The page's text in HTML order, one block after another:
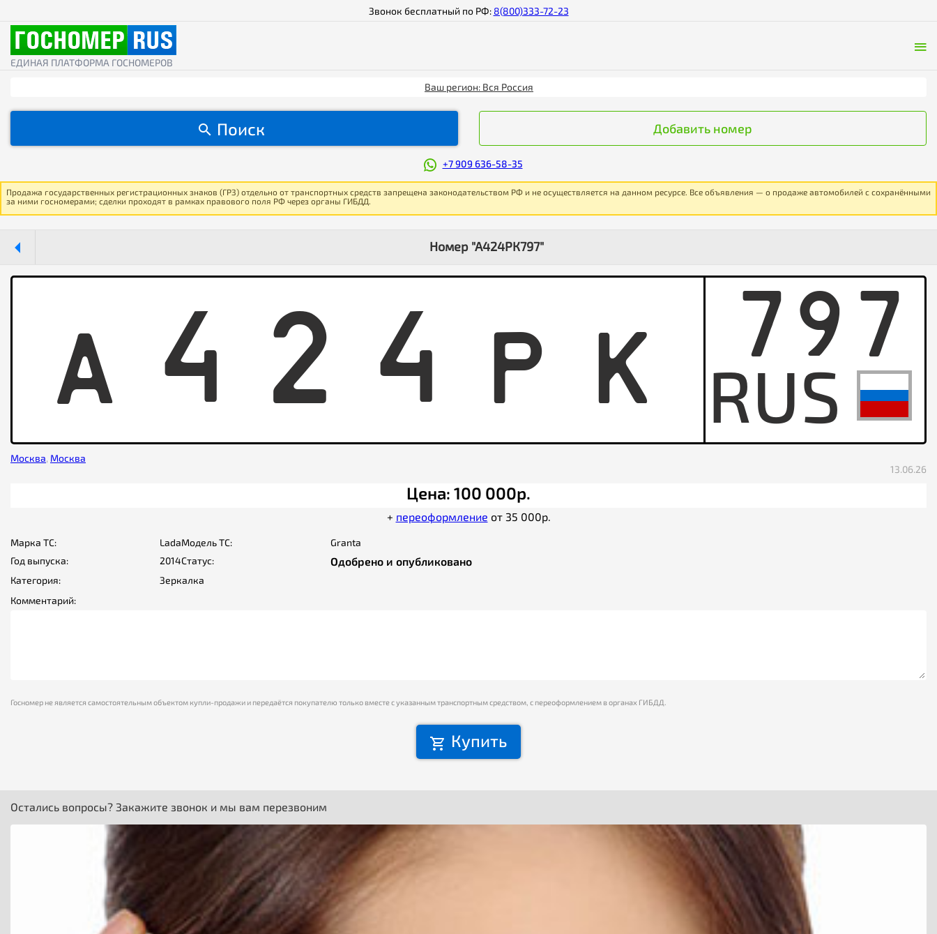
Звонок бесплатный по РФ: 8(800)333-72-23
ЕДИНАЯ ПЛАТФОРМА ГОСНОМЕРОВ
Ваш регион: Вся Россия
Поиск Добавить номер
+7 909 636-58-35
Продажа государственных регистрационных знаков (ГРЗ) отдельно от транспортных средств запрещена законодательством РФ и не осуществляется на данном ресурсе. Все объявления — о продаже автомобилей с сохранёнными
за ними госномерами; сделки проходят в рамках правового поля РФ через органы ГИБДД.
Номер "А424РК797"
A 4 2 4 P K 797
Москва, Москва
13.06.26
Цена: 100 000р.
+ переоформление от 35 000р.
Марка ТС: LadaМодель ТС:
Granta
Год выпуска:
2014Статус: Одобрено и опубликовано
Категория:
Зеркалка
Комментарий:
Госномер не является самостоятельным объектом купли-продажи и передаётся покупателю только вместе с указанным транспортным средством, с переоформлением в органах ГИБДД.
Купить
Остались вопросы? Закажите звонок и мы вам перезвоним